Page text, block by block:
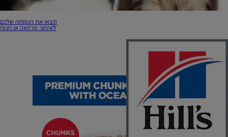
מצאו את הנוסחה שלכם
לאיתור מרפאה או חנות